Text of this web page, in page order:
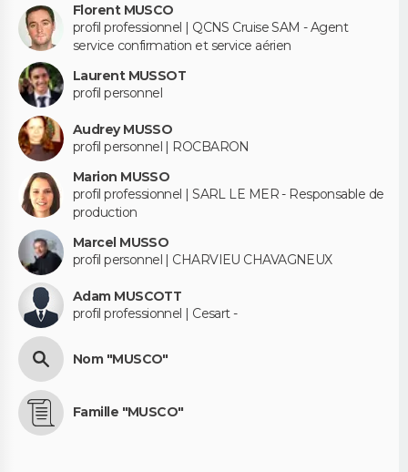
Florent MUSCO
profil professionnel | QCNS Cruise SAM - Agent
service confirmation et service aérien
Laurent MUSSOT
profil personnel
Audrey MUSSO
profil personnel | ROCBARON
Marion MUSSO
profil professionnel | SARL LE MER - Responsable de
production
Marcel MUSSO
profil personnel | CHARVIEU CHAVAGNEUX
Adam MUSCOTT
profil professionnel | Cesart -
Nom "MUSCO"
Famille "MUSCO"